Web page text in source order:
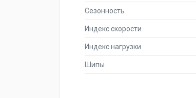
Сезонность
Индекс скорости
Индекс нагрузки
Шипы